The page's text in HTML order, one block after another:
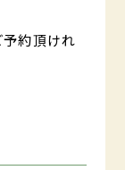
予約頂けれ